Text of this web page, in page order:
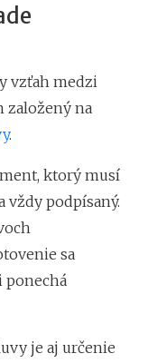
vzťah medzi
založený na
.
ktorý musí
vždy podpísaný.
sa
ponechá
je aj určenie